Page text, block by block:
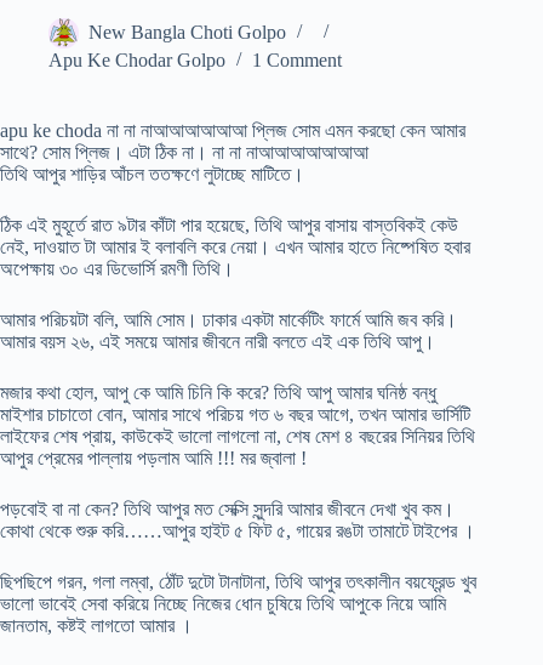
New Bangla Choti Golpo
Apu Ke Chodar Golpo
1 Comment
apu ke choda না না নাআআআআআআ প্লিজ সোম এমন করছো কেন আমার
সাথে? সোম প্লিজ। এটা ঠিক না। না না নাআআআআআআআ
তিথি আপুর শাড়ির আঁচল ততক্ষণে লুটাচ্ছে মাটিতে।
ঠিক এই মুহূর্তে রাত ৯টার কাঁটা পার হয়েছে, তিথি আপুর বাসায় বাস্তবিকই কেউ
নেই, দাওয়াত টা আমার ই বলাবলি করে নেয়া। এখন আমার হাতে নিষ্পেষিত হবার
অপেক্ষায় ৩০ এর ডিভোর্সি রমণী তিথি।
আমার পরিচয়টা বলি, আমি সোম। ঢাকার একটা মার্কেটিং ফার্মে আমি জব করি।
আমার বয়স ২৬, এই সময়ে আমার জীবনে নারী বলতে এই এক তিথি আপু।
মজার কথা হোল, আপু কে আমি চিনি কি করে? তিথি আপু আমার ঘনিষ্ঠ বন্ধু
মাইশার চাচাতো বোন, আমার সাথে পরিচয় গত ৬ বছর আগে, তখন আমার ভার্সিটি
লাইফের শেষ প্রায়, কাউকেই ভালো লাগলো না, শেষ মেশ ৪ বছরের সিনিয়র তিথি
আপুর প্রেমের পাল্লায় পড়লাম আমি !!! মর জ্বালা !
পড়বোই বা না কেন? তিথি আপুর মত সেক্সি সুন্দরি আমার জীবনে দেখা খুব কম।
কোথা থেকে শুরু করি……আপুর হাইট ৫ ফিট ৫, গায়ের রঙটা তামাটে টাইপের ।
ছিপছিপে গরন, গলা লম্বা, ঠোঁট দুটো টানাটানা, তিথি আপুর তৎকালীন বয়ফ্রেন্ড খুব
ভালো ভাবেই সেবা করিয়ে নিচ্ছে নিজের ধোন চুষিয়ে তিথি আপুকে নিয়ে আমি
জানতাম, কষ্টই লাগতো আমার ।